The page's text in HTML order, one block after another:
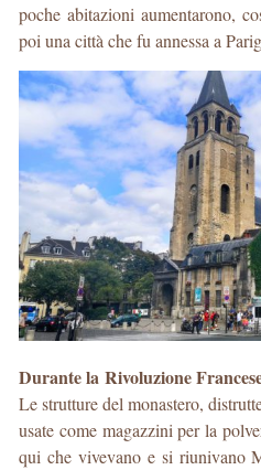
poche abitazioni aumentarono,
poi una città che fu annessa a
Durante la Rivoluzione
Le strutture del monastero,
usate come magazzini per la
qui che vivevano e si riunivano